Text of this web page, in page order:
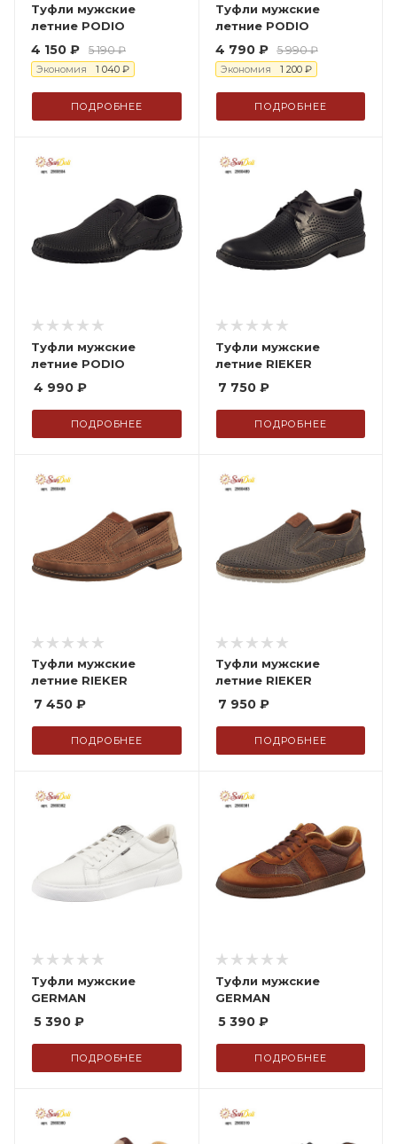
Туфли мужские
летние PODIO
4 150 ₽ 5 190₽
Экономия 1 040 ₽
ПОДРОБНЕЕ
Туфли мужские
летние PODIO
4 790₽ 5 990₽
Экономия 1 200₽
ПОДРОБНЕЕ
Туфли мужские
летние PODIO
4 990 ₽
ПОДРОБНЕЕ
Туфли мужские
летние RIEKER
7 750₽
ПОДРОБНЕЕ
Туфли мужские
летние RIEKER
7 450 ₽
ПОДРОБНЕЕ
Туфли мужские
летние RIEKER
7 950₽
ПОДРОБНЕЕ
Туфли мужские
GERMAN
5 390 ₽
ПОДРОБНЕЕ
Туфли мужские
GERMAN
5 390₽
ПОДРОБНЕЕ